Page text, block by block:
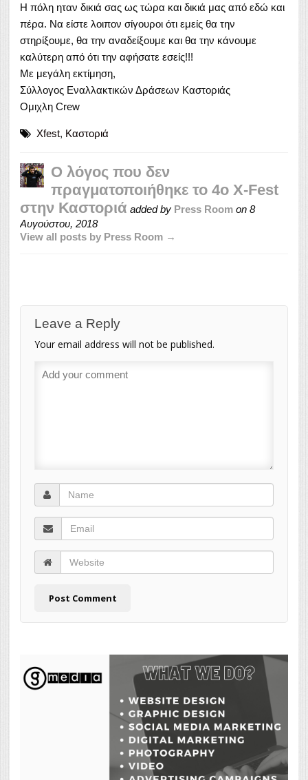
Η πόλη ηταν δικιά σας ως τώρα και δικιά μας από εδώ και
πέρα. Να είστε λοιπον σίγουροι ότι εμείς θα την
στηρίξουμε, θα την αναδείξουμε και θα την κάνουμε
καλύτερη από ότι την αφήσατε εσείς!!!
Με μεγάλη εκτίμηση,
Σύλλογος Εναλλακτικών Δράσεων Καστοριάς
Ομιχλη Crew
Xfest, Καστοριά
Ο λόγος που δεν
πραγματοποιήθηκε το 4ο X-Fest
στην Καστοριά added by Press Room on 8
Αυγούστου, 2018
View all posts by Press Room →
Leave a Reply
Your email address will not be published.